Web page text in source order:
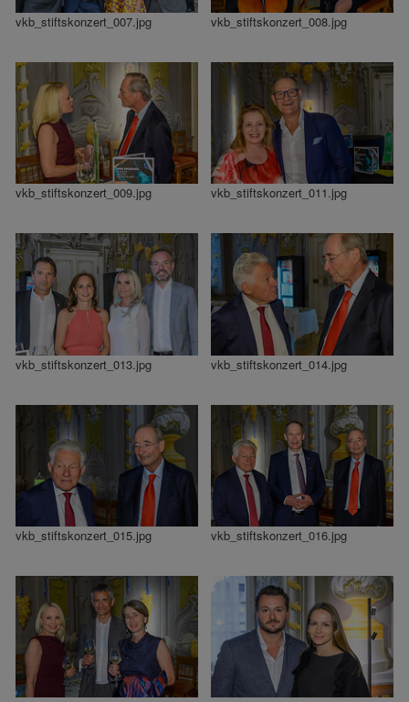
vkb_stiftskonzert_007.jpg vkb_stiftskonzert_008.jpg
vkb_stiftskonzert_009.jpg vkb_stiftskonzert_011.jpg
vkb_stiftskonzert_013.jpg vkb_stiftskonzert_014.jpg
vkb_stiftskonzert_015.jpg vkb_stiftskonzert_016.jpg